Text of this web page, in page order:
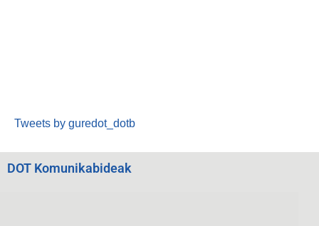
Tweets by guredot_dotb
DOT Komunikabideak